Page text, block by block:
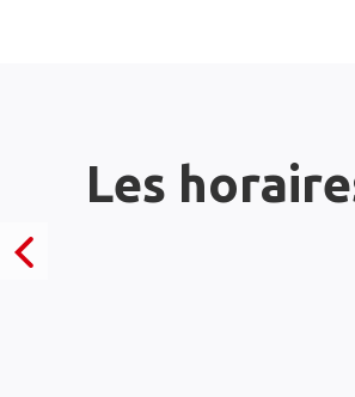
Les